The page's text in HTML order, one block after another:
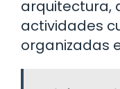
arquitectura,
actividades
organizadas